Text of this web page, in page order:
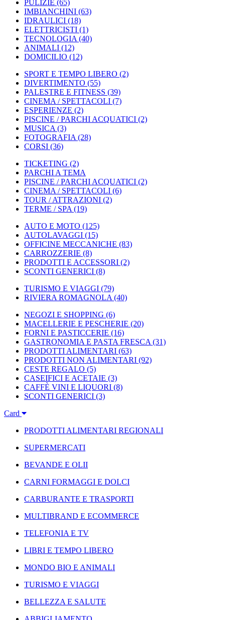
PULIZIE (65)
IMBIANCHINI (63)
IDRAULICI (18)
ELETTRICISTI (1)
TECNOLOGIA (40)
ANIMALI (12)
DOMICILIO (12)
SPORT E TEMPO LIBERO (2)
DIVERTIMENTO (55)
PALESTRE E FITNESS (39)
CINEMA / SPETTACOLI (7)
ESPERIENZE (2)
PISCINE / PARCHI ACQUATICI (2)
MUSICA (3)
FOTOGRAFIA (28)
CORSI (36)
TICKETING (2)
PARCHI A TEMA
PISCINE / PARCHI ACQUATICI (2)
CINEMA / SPETTACOLI (6)
TOUR / ATTRAZIONI (2)
TERME / SPA (19)
AUTO E MOTO (125)
AUTOLAVAGGI (15)
OFFICINE MECCANICHE (83)
CARROZZERIE (8)
PRODOTTI E ACCESSORI (2)
SCONTI GENERICI (8)
TURISMO E VIAGGI (79)
RIVIERA ROMAGNOLA (40)
NEGOZI E SHOPPING (6)
MACELLERIE E PESCHERIE (20)
FORNI E PASTICCERIE (16)
GASTRONOMIA E PASTA FRESCA (31)
PRODOTTI ALIMENTARI (63)
PRODOTTI NON ALIMENTARI (92)
CESTE REGALO (5)
CASEIFICI E ACETAIE (3)
CAFFÈ VINI E LIQUORI (8)
SCONTI GENERICI (3)
Card
PRODOTTI ALIMENTARI REGIONALI
SUPERMERCATI
BEVANDE E OLII
CARNI FORMAGGI E DOLCI
CARBURANTE E TRASPORTI
MULTIBRAND E ECOMMERCE
TELEFONIA E TV
LIBRI E TEMPO LIBERO
MONDO BIO E ANIMALI
TURISMO E VIAGGI
BELLEZZA E SALUTE